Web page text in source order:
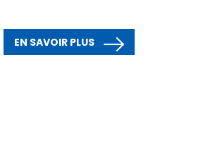
EN SAVOIR PLUS